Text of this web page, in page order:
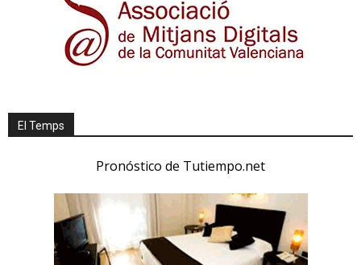
El Temps
Pronóstico de Tutiempo.net